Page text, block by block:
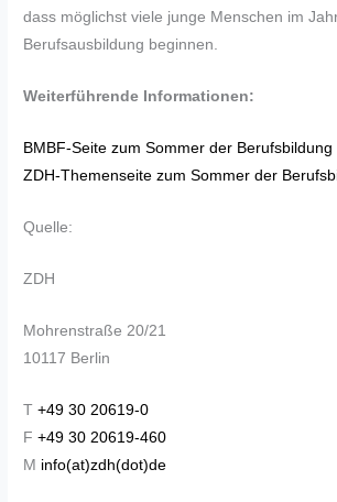
dass möglichst viele junge Menschen im
Berufsausbildung beginnen.
Weiterführende Informationen:
BMBF-Seite zum Sommer der Berufsbildung
ZDH-Themenseite zum Sommer der
Quelle:
ZDH
Mohrenstraße 20/21
10117 Berlin
T+49 30 20619-0
F+49 30 20619-460
M info(at)zdh(dot)de